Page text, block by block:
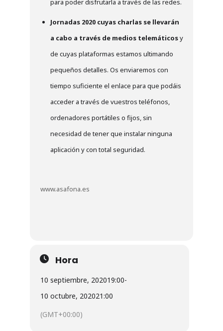
para poder disfrutarla a través de las redes.
Jornadas 2020 cuyas charlas se llevarán
a cabo a través de medios telemáticosy
de cuyas plataformas estamos ultimando
pequeños detalles. Os enviaremos con
tiempo suficiente el enlace para que podáis
acceder a través de vuestros teléfonos,
ordenadores portátiles o fijos, sin
necesidad de tener que instalar ninguna
aplicación y con total seguridad.
www.asafona.es
Hora
10 septiembre, 202019:00-
10 octubre, 202021:00
(GMT+00:00)